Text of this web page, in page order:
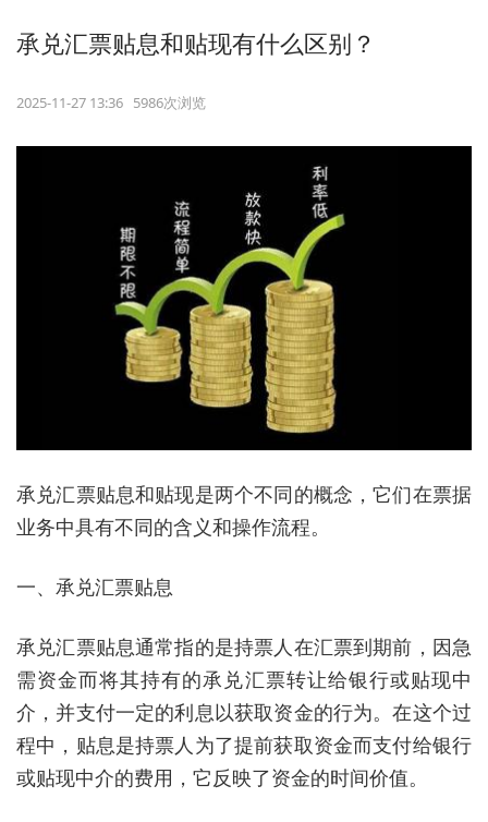
承兑汇票贴息和贴现有什么区别？
2025-11-27 13:36 5986次浏览
承兑汇票贴息和贴现是两个不同的概念，它们在票据
业务中具有不同的含义和操作流程。
一、承兑汇票贴息
承兑汇票贴息通常指的是持票人在汇票到期前，因急
需资金而将其持有的承兑汇票转让给银行或贴现中
介，并支付一定的利息以获取资金的行为。在这个过
程中，贴息是持票人为了提前获取资金而支付给银行
或贴现中介的费用，它反映了资金的时间价值。